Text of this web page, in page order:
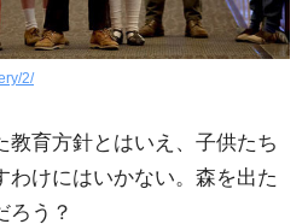
2/
教育方針とはいえ、子供たち
わけにはいかない。森を出た
ろう？